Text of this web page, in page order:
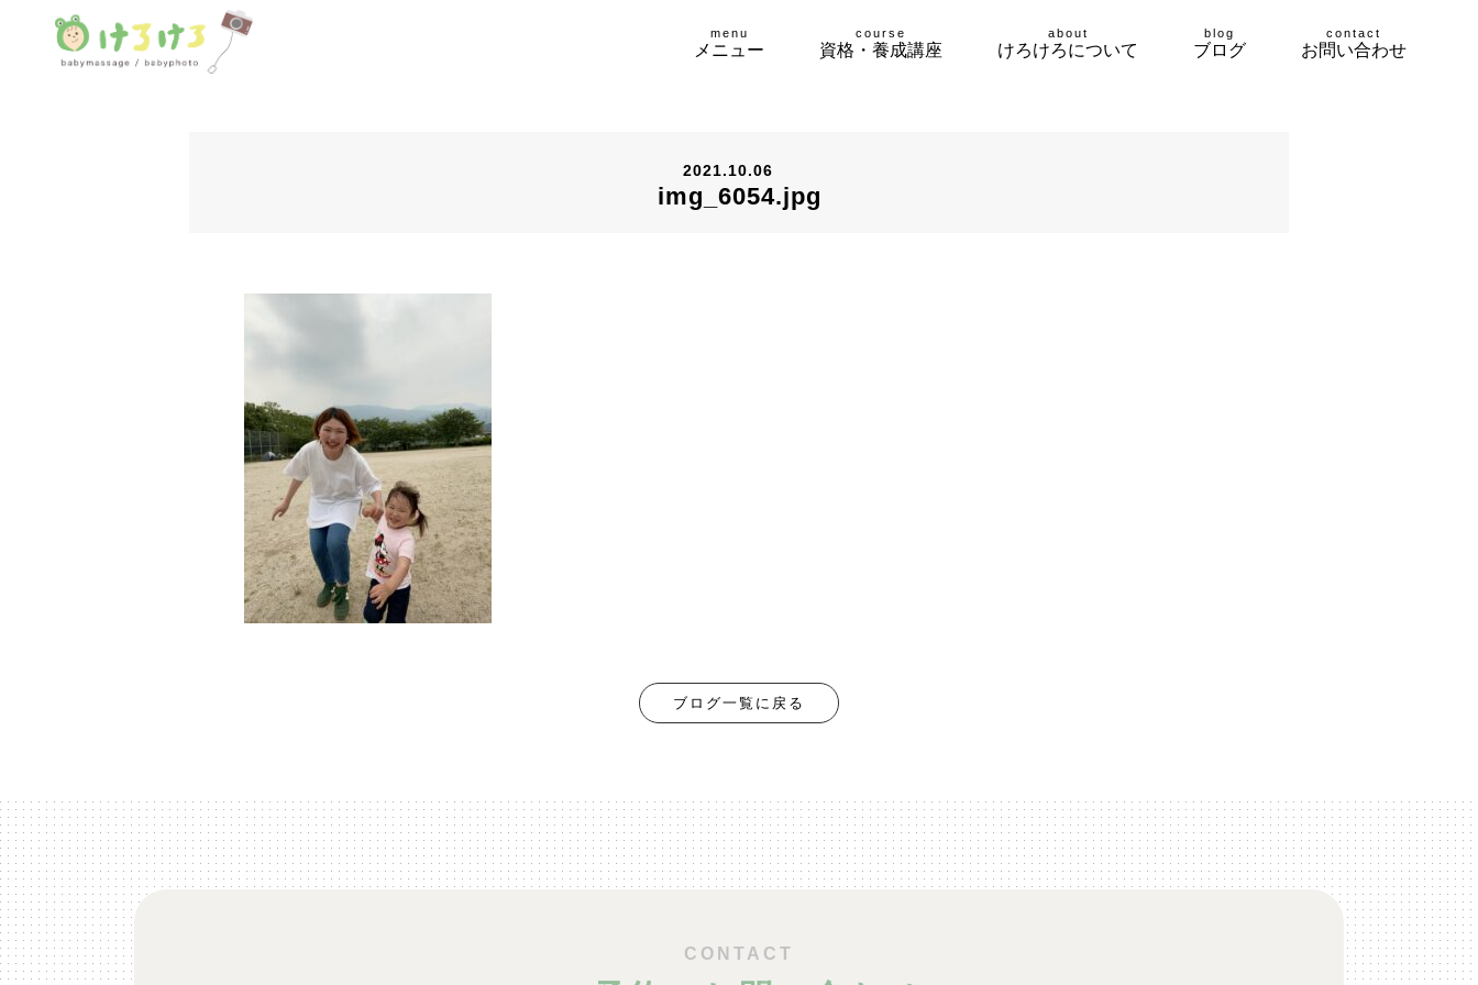
menu
メニュー
course
資格・養成講座
about
けろけろについて
blog
ブログ
contact
お問い合わせ
2021.10.06
img_6054.jpg
ブログ一覧に戻る
CONTACT